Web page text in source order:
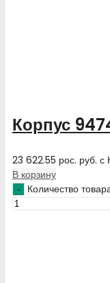
Корпус
23 622.55 рос. руб. с
В корзину
Количество